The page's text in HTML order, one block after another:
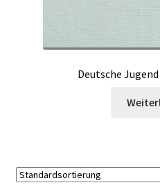
Deutsche